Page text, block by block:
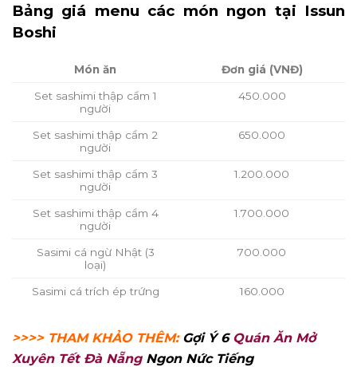
Bảng giá menu các món ngon tại Issun
Boshi
Món ăn Đơn giá (VNĐ)
Set sashimi thập cẩm 1
người
450.000
Set sashimi thập cẩm 2
người
650.000
Set sashimi thập cẩm 3
người
1.200.000
Set sashimi thập cẩm 4
người
1.700.000
Sasimi cá ngừ Nhật (3
loại)
700.000
Sasimi cá trích ép trứng 160.000
>>>> THAM KHẢO THÊM: Gợi Ý 6 Quán Ăn Mở
Xuyên Tết Đà NẵngNgon Nức Tiếng